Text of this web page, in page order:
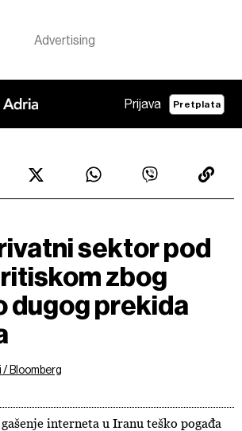
Prijava Pretplata
sektor pod
zbog
dugog prekida
Bloomberg
interneta u Iranu teško pogađa